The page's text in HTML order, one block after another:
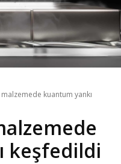
kuantum yankı
keşfedildi